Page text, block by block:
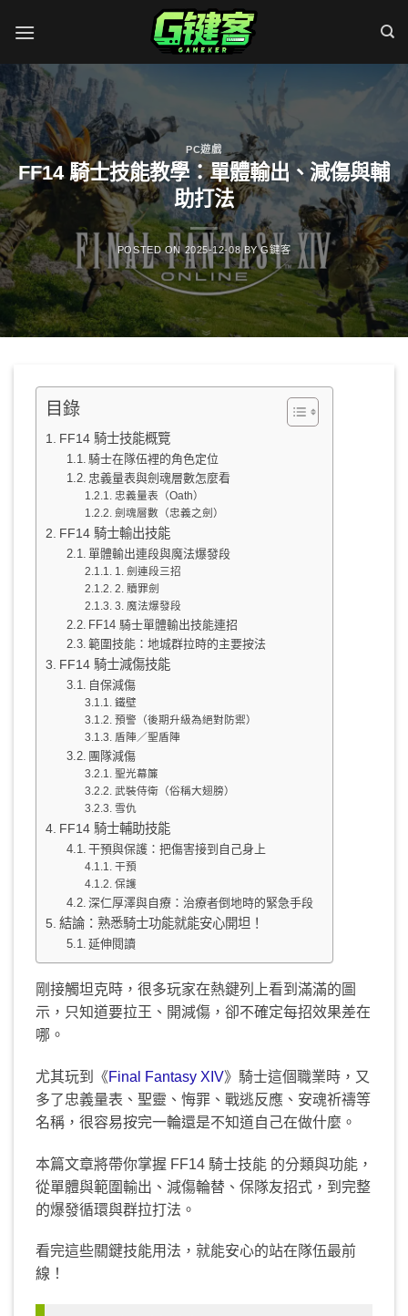
PC遊戲
FF14 騎士技能教學：單體輸出、減傷與輔
助打法
POSTED ON2025-12-08 BYG鍵客
目錄
FF14 騎士技能概覽
騎士在隊伍裡的角色定位
忠義量表與劍魂層數怎麼看
忠義量表（Oath）
劍魂層數（忠義之劍）
FF14 騎士輸出技能
單體輸出連段與魔法爆發段
1. 劍連段三招
2. 贖罪劍
3. 魔法爆發段
FF14 騎士單體輸出技能連招
範圍技能：地城群拉時的主要按法
FF14 騎士減傷技能
自保減傷
鐵壁
預警（後期升級為絕對防禦）
盾陣／聖盾陣
團隊減傷
聖光幕簾
武裝侍衛（俗稱大翅膀）
雪仇
FF14 騎士輔助技能
干預與保護：把傷害接到自己身上
干預
保護
深仁厚澤與自療：治療者倒地時的緊急手段
結論：熟悉騎士功能就能安心開坦！
延伸閱讀
剛接觸坦克時，很多玩家在熱鍵列上看到滿滿的圖
示，只知道要拉王、開減傷，卻不確定每招效果差在
哪。
尤其玩到《Final Fantasy XIV》騎士這個職業時，又
多了忠義量表、聖靈、悔罪、戰逃反應、安魂祈禱等
名稱，很容易按完一輪還是不知道自己在做什麼。
本篇文章將帶你掌握 FF14 騎士技能 的分類與功能，
從單體與範圍輸出、減傷輪替、保隊友招式，到完整
的爆發循環與群拉打法。
看完這些關鍵技能用法，就能安心的站在隊伍最前
線！